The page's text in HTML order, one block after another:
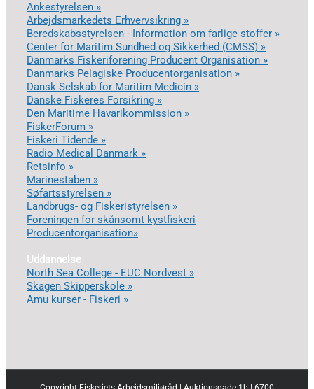
Ankestyrelsen »
Arbejdsmarkedets Erhvervsikring »
Beredskabsstyrelsen - Information om farlige stoffer »
Center for Maritim Sundhed og Sikkerhed (CMSS) »
Danmarks Fiskeriforening Producent Organisation »
Danmarks Pelagiske Producentorganisation »
Dansk Selskab for Maritim Medicin »
Danske Fiskeres Forsikring »
Den Maritime Havarikommission »
FiskerForum »
Fiskeri Tidende »
Radio Medical Danmark »
Retsinfo »
Marinestaben »
Søfartsstyrelsen »
Landbrugs- og Fiskeristyrelsen »
Foreningen for skånsomt kystfiskeri
Producentorganisation»
Uddannelse
North Sea College - EUC Nordvest »
Skagen Skipperskole »
Amu kurser - Fiskeri »